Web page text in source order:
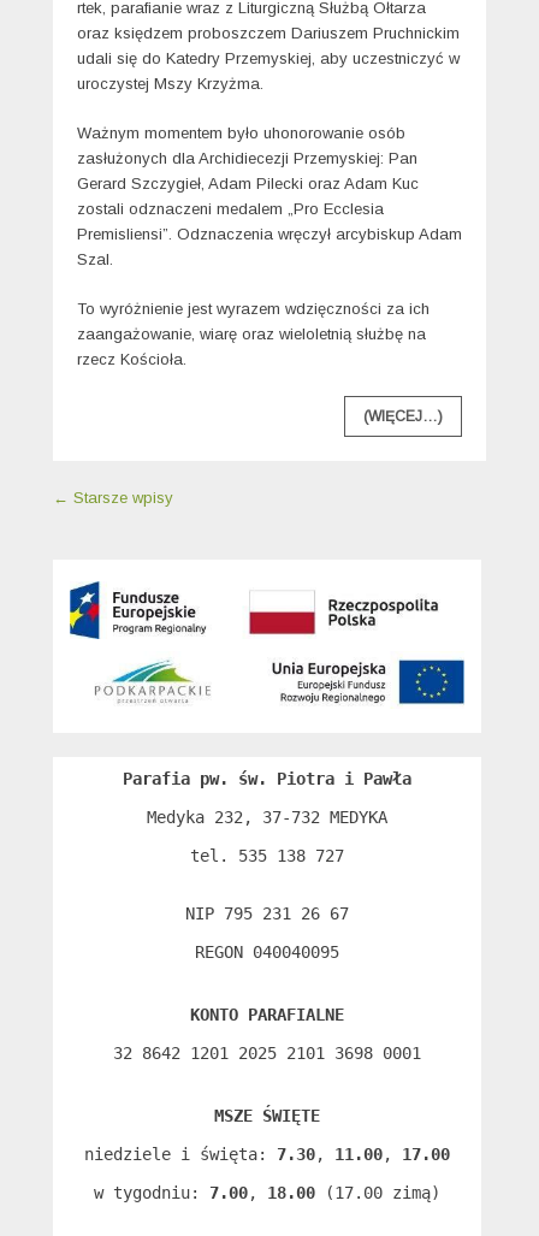
rtek, parafianie wraz z Liturgiczną Służbą Ołtarza
oraz księdzem proboszczem Dariuszem Pruchnickim
udali się do Katedry Przemyskiej, aby uczestniczyć w
uroczystej Mszy Krzyżma.
Ważnym momentem było uhonorowanie osób
zasłużonych dla Archidiecezji Przemyskiej: Pan
Gerard Szczygieł, Adam Pilecki oraz Adam Kuc
zostali odznaczeni medalem „Pro Ecclesia
Premisliensi”. Odznaczenia wręczył arcybiskup Adam
Szal.
To wyróżnienie jest wyrazem wdzięczności za ich
zaangażowanie, wiarę oraz wieloletnią służbę na
rzecz Kościoła.
(WIĘCEJ…)
Nawigacja wpisu
← Starsze wpisy
Parafia pw. św. Piotra i Pawła
Medyka 232, 37-732 MEDYKA
tel. 535 138 727
NIP 795 231 26 67
REGON 040040095
KONTO PARAFIALNE
32 8642 1201 2025 2101 3698 0001
MSZE ŚWIĘTE
niedziele i święta: 7.30, 11.00, 17.00
w tygodniu: 7.00, 18.00 (17.00 zimą)